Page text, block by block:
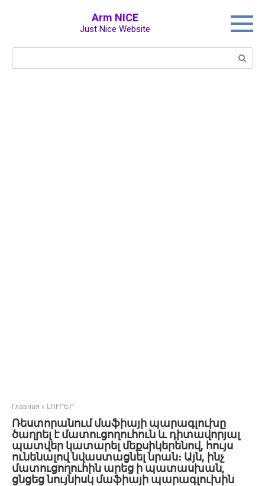
Arm NICE
Just Nice Website
Главная » ԼՈՒՐԵՐ
Ռեստորանում մաֆիայի պարագլուխը
ծաղրել է մատուցողուհուն և դիտավորյալ
պատվեր կատարել մեքսիկերենով, հույս
ունենալով նվաստացնել նրան։ Այն, ինչ
մատուցողուհին արեց ի պատասխան,
ցնցեց նույնիսկ մաֆիայի պարագլուխին